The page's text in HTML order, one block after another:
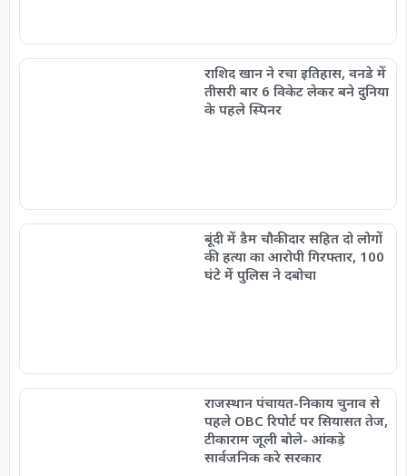
राशिद खान ने रचा इतिहास, वनडे में
तीसरी बार 6 विकेट लेकर बने दुनिया
के पहले स्पिनर
बूंदी में डैम चौकीदार सहित दो लोगों
की हत्या का आरोपी गिरफ्तार, 100
घंटे में पुलिस ने दबोचा
राजस्थान पंचायत-निकाय चुनाव से
पहले OBC रिपोर्ट पर सियासत तेज,
टीकाराम जूली बोले- आंकड़े
सार्वजनिक करे सरकार